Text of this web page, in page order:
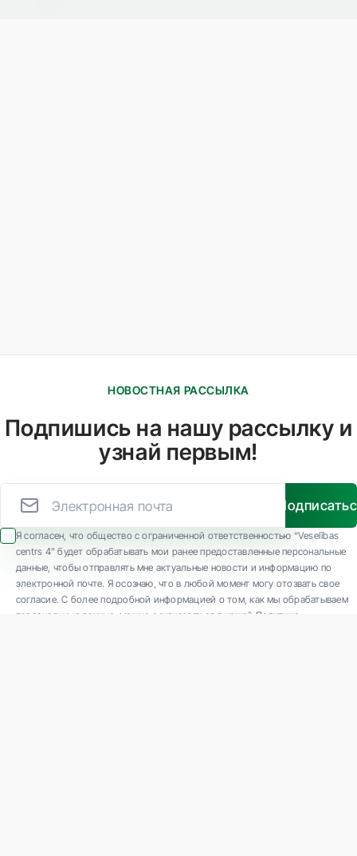
НОВОСТНАЯ РАССЫЛКА
Подпишись на нашу рассылку и
узнай первым!
Я согласен, что общество с ограниченной ответственностью “Veselības
centrs 4” будет обрабатывать мои ранее предоставленные персональные
данные, чтобы отправлять мне актуальные новости и информацию по
электронной почте. Я осознаю, что в любой момент могу отозвать свое
согласие. С более подробной информацией о том, как мы обрабатываем
персональные данные, можно ознакомиться в нашей Политике